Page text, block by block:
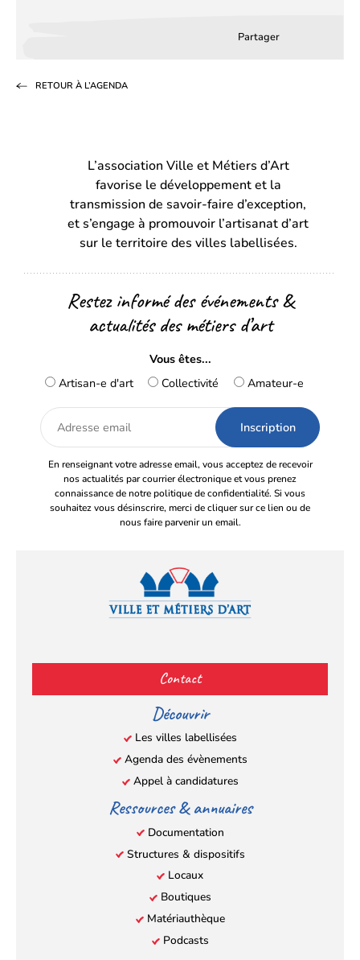
Partager
un
onglet)onglet)
RETOUR À L’AGENDA
L’association Ville et Métiers d’Art
favorise le développement et la
transmission de savoir-faire d’exception,
et s’engage à promouvoir l’artisanat d’art
sur le territoire des villes labellisées.
Restez informé des événements &
actualités des métiers d’art
Vous êtes...
Artisan-e d'art
Collectivité Amateur-e
Adresse
email
En renseignant votre adresse email, vous acceptez de recevoir
nos actualités par courrier électronique et vous prenez
connaissance de notre politique de confidentialité. Si vous
souhaitez vous désinscrire, merci de cliquer sur ce lien ou de
nous faire parvenir un email.
(s’ouvre
dans
un
nouvel
onglet)
(s’ouvre
dans
un
nouvel
onglet)
(s’ouvre
dans
un
nouvel
onglet)
(s’ouvre
un
nouvel
onglet)
Contact
Découvrir
Les villes labellisées
Agenda des évènements
Appel à candidatures
Ressources & annuaires
Documentation
Structures & dispositifs
Locaux
Boutiques
Matériauthèque
Podcasts